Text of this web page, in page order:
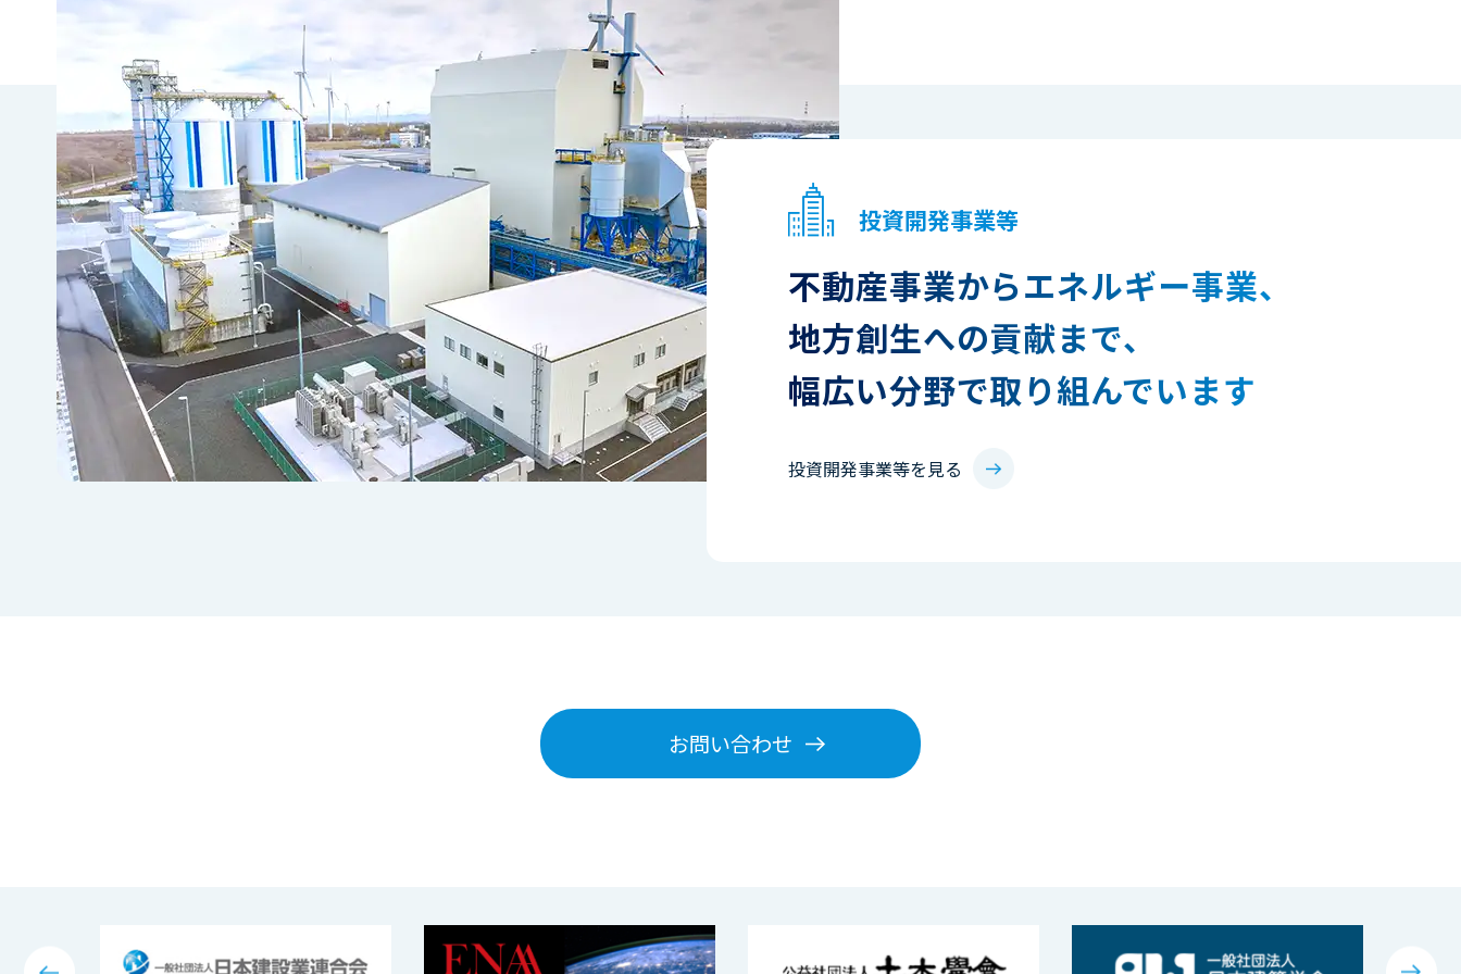
投資開発事業等
不動産事業からエネルギー事業、
地方創生への貢献まで、
幅広い分野で取り組んでいます
投資開発事業等を見る
お問い合わせ